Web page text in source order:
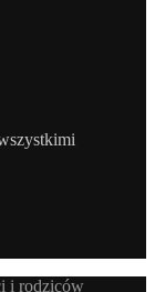
i rodziców